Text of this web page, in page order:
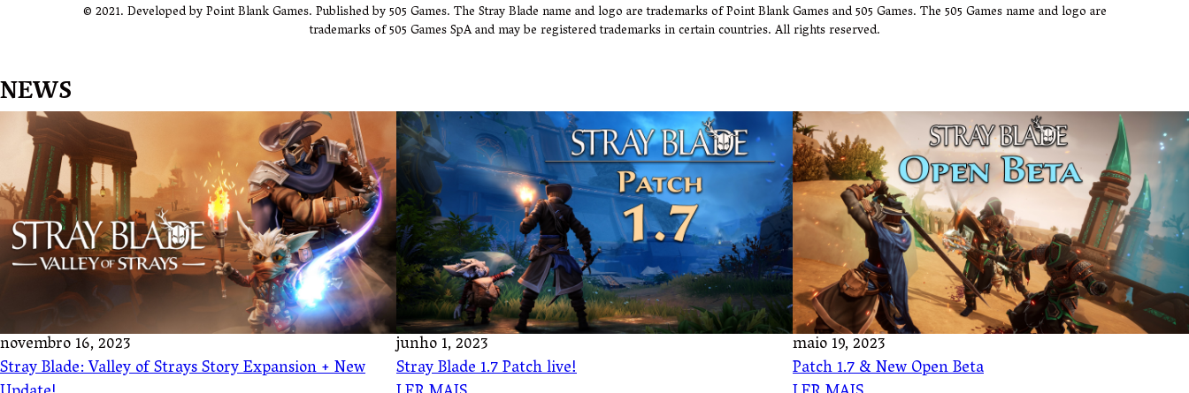
© 2021. Developed by Point Blank Games. Published by 505 Games. The Stray Blade name and logo are trademarks of Point Blank Games and 505 Games. The 505 Games name and logo are
trademarks of 505 Games SpA and may be registered trademarks in certain countries. All rights reserved.
NEWS
novembro 16, 2023
Stray Blade: Valley of Strays Story Expansion + New
junho 1, 2023
Stray Blade 1.7 Patch live!
maio 19, 2023
Patch 1.7 & New Open Beta